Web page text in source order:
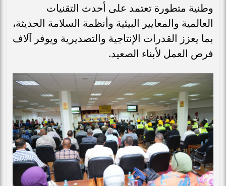
وطنية متطورة تعتمد على أحدث التقنيات
العالمية والمعايير البيئية وأنظمة السلامة الحديثة،
بما يعزز القدرات الإنتاجية والتصديرية ويوفر آلاف
فرص العمل لأبناء الصعيد.